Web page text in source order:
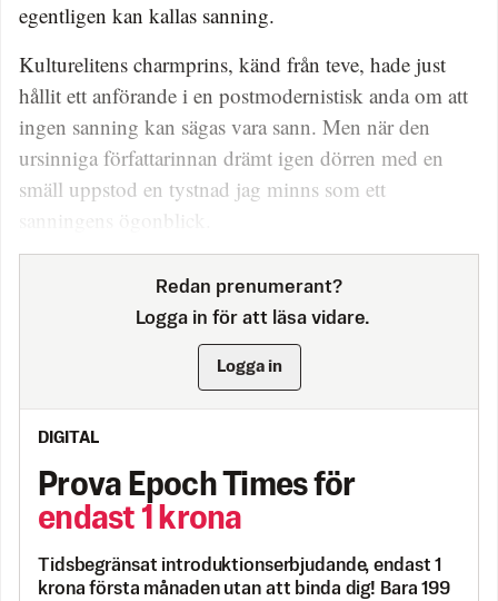
egentligen kan kallas sanning.
Kulturelitens charmprins, känd från teve, hade just
hållit ett anförande i en postmodernistisk anda om att
ingen sanning kan sägas vara sann. Men när den
ursinniga författarinnan drämt igen dörren med en
smäll uppstod en tystnad jag minns som ett
sanningens ögonblick.
Redan prenumerant?
Logga in för att läsa vidare.
Logga in
DIGITAL
Prova Epoch Times för
endast 1 krona
Tidsbegränsat introduktionserbjudande, endast 1
krona första månaden utan att binda dig! Bara 199